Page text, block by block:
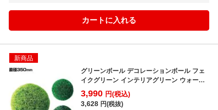
新商品
グリーンボール デコレーションボール フェ
イクグリーン インテリアグリーン ウォール
グリーン 造花 ...
3,990 円(税込)
3,628 円(税抜)